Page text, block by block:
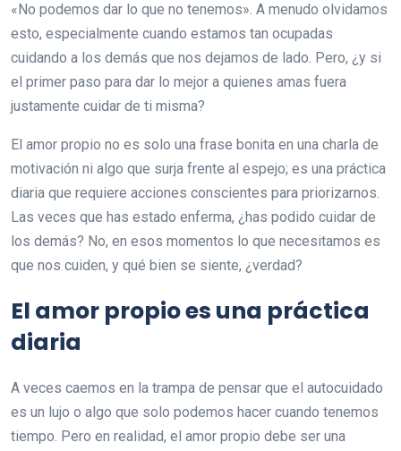
«No podemos dar lo que no tenemos». A menudo olvidamos
esto, especialmente cuando estamos tan ocupadas
cuidando a los demás que nos dejamos de lado. Pero, ¿y si
el primer paso para dar lo mejor a quienes amas fuera
justamente cuidar de ti misma?
El amor propio no es solo una frase bonita en una charla de
motivación ni algo que surja frente al espejo; es una práctica
diaria que requiere acciones conscientes para priorizarnos.
Las veces que has estado enferma, ¿has podido cuidar de
los demás? No, en esos momentos lo que necesitamos es
que nos cuiden, y qué bien se siente, ¿verdad?
El amor propio es una práctica
diaria
A veces caemos en la trampa de pensar que el autocuidado
es un lujo o algo que solo podemos hacer cuando tenemos
tiempo. Pero en realidad, el amor propio debe ser una